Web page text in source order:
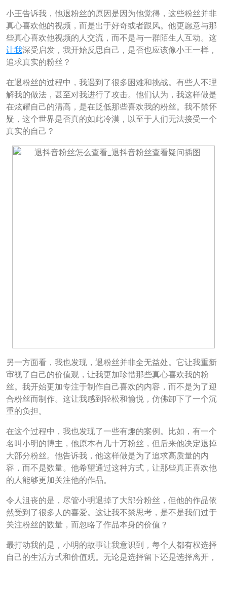
小王告诉我，他退粉丝的原因是因为他觉得，这些粉丝并非
真心喜欢他的视频，而是出于好奇或者跟风。他更愿意与那
些真心喜欢他视频的人交流，而不是与一群陌生人互动。这
让我深受启发，我开始反思自己，是否也应该像小王一样，
追求真实的粉丝？
在退粉丝的过程中，我遇到了很多困难和挑战。有些人不理
解我的做法，甚至对我进行了攻击。他们认为，我这样做是
在炫耀自己的清高，是在贬低那些喜欢我的粉丝。我不禁怀
疑，这个世界是否真的如此冷漠，以至于人们无法接受一个
真实的自己？
另一方面看，我也发现，退粉丝并非全无益处。它让我重新
审视了自己的价值观，让我更加珍惜那些真心喜欢我的粉
丝。我开始更加专注于制作自己喜欢的内容，而不是为了迎
合粉丝而制作。这让我感到轻松和愉悦，仿佛卸下了一个沉
重的负担。
在这个过程中，我也发现了一些有趣的案例。比如，有一个
名叫小明的博主，他原本有几十万粉丝，但后来他决定退掉
大部分粉丝。他告诉我，他这样做是为了追求高质量的内
容，而不是数量。他希望通过这种方式，让那些真正喜欢他
的人能够更加关注他的作品。
令人沮丧的是，尽管小明退掉了大部分粉丝，但他的作品依
然受到了很多人的喜爱。这让我不禁思考，是不是我们过于
关注粉丝的数量，而忽略了作品本身的价值？
最打动我的是，小明的故事让我意识到，每个人都有权选择
自己的生活方式和价值观。无论是选择留下还是选择离开，